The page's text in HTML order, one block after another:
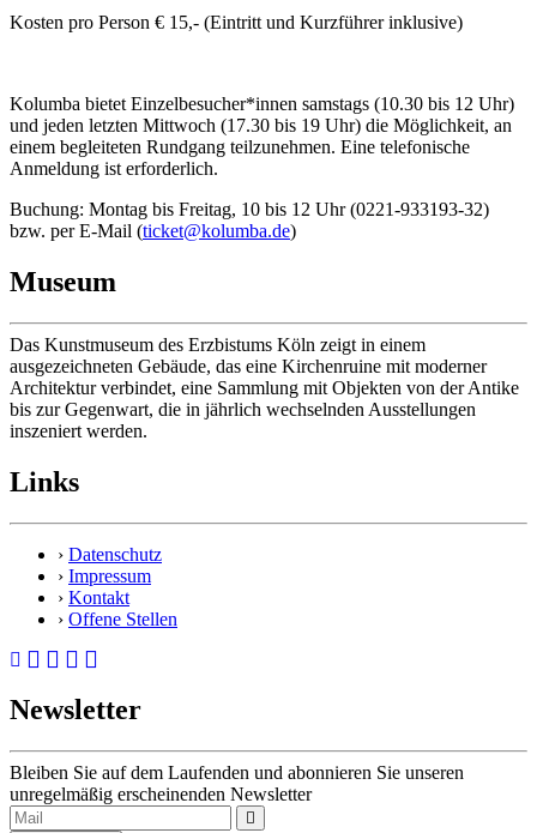
Kosten pro Person € 15,- (Eintritt und Kurzführer inklusive)
Kolumba bietet Einzelbesucher*innen samstags (10.30 bis 12 Uhr)
und jeden letzten Mittwoch (17.30 bis 19 Uhr) die Möglichkeit, an
einem begleiteten Rundgang teilzunehmen. Eine telefonische
Anmeldung ist erforderlich.
Buchung: Montag bis Freitag, 10 bis 12 Uhr (0221-933193-32)
bzw. per E-Mail (ticket@kolumba.de)
Museum
Das Kunstmuseum des Erzbistums Köln zeigt in einem
ausgezeichneten Gebäude, das eine Kirchenruine mit moderner
Architektur verbindet, eine Sammlung mit Objekten von der Antike
bis zur Gegenwart, die in jährlich wechselnden Ausstellungen
inszeniert werden.
Links
› Datenschutz
› Impressum
› Kontakt
› Offene Stellen
Newsletter
Bleiben Sie auf dem Laufenden und abonnieren Sie unseren
unregelmäßig erscheinenden Newsletter